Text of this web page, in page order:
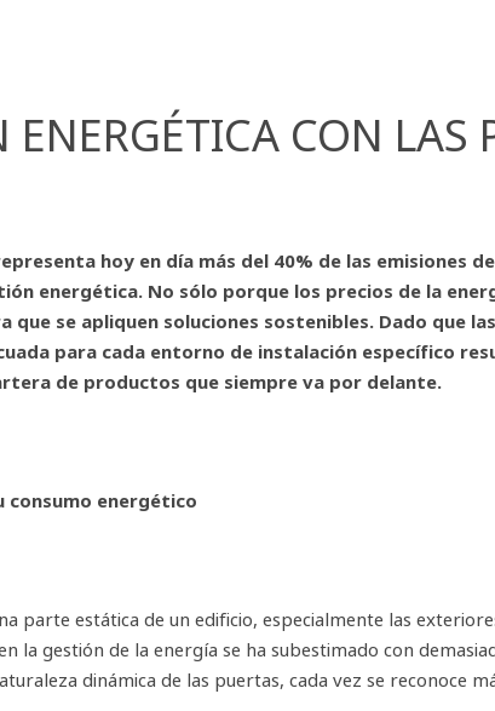
CON LAS
hoy en día más del 40% de las emisiones
energética. No sólo porque los precios de la
se apliquen soluciones sostenibles. Dado que
para cada entorno de instalación específico
de productos que siempre va por delante.
consumo energético
parte estática de un edificio, especialmente las
la gestión de la energía se ha subestimado con
dinámica de las puertas, cada vez se reconoce